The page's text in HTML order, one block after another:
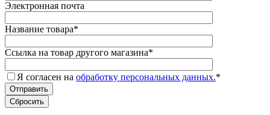
Электронная почта
Название товара*
Ссылка на товар другого магазина*
Я согласен на обработку персональных данных.*